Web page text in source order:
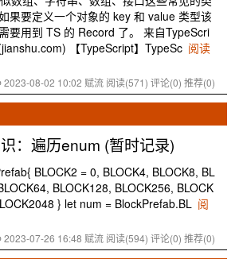
果要定义一个对象的 key 和 value 类型该
要用到 TS 的 Record 了。 来自TypeScri
【TypeScript】TypeSc 阅读
2023-08-02 10:02 赋流 阅读(571) 评论(0) 推荐(0)
：遍历enum (暂时记录)
BLOCK2 = 0, BLOCK4, BLOCK8, BL
BLOCK128, BLOCK256, BLOCK
} let num = BlockPrefab.BL 阅
2023-07-26 16:48 赋流 阅读(594) 评论(0) 推荐(0)